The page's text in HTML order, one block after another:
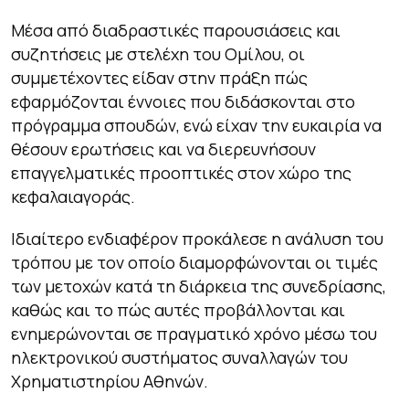
Μέσα από διαδραστικές παρουσιάσεις και
συζητήσεις με στελέχη του Ομίλου, οι
συμμετέχοντες είδαν στην πράξη πώς
εφαρμόζονται έννοιες που διδάσκονται στο
πρόγραμμα σπουδών, ενώ είχαν την ευκαιρία να
θέσουν ερωτήσεις και να διερευνήσουν
επαγγελματικές προοπτικές στον χώρο της
κεφαλαιαγοράς.
Ιδιαίτερο ενδιαφέρον προκάλεσε η ανάλυση του
τρόπου με τον οποίο διαμορφώνονται οι τιμές
των μετοχών κατά τη διάρκεια της συνεδρίασης,
καθώς και το πώς αυτές προβάλλονται και
ενημερώνονται σε πραγματικό χρόνο μέσω του
ηλεκτρονικού συστήματος συναλλαγών του
Χρηματιστηρίου Αθηνών.